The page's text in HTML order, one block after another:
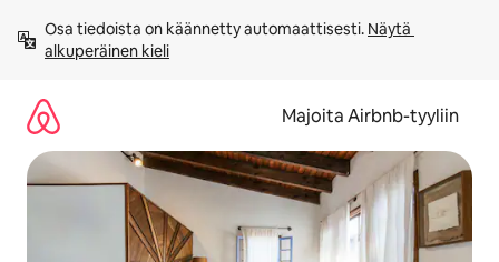
sisältö
väliin
Osa tiedoista on käännetty automaattisesti. Näytä
alkuperäinen kieli
Majoita Airbnb-tyyliin